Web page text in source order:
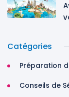
Catégories
Préparation
Conseils de